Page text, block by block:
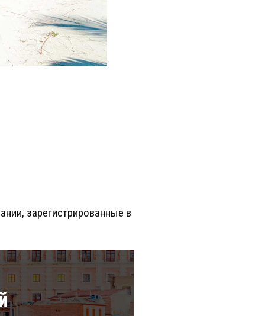
зарегистрированные в